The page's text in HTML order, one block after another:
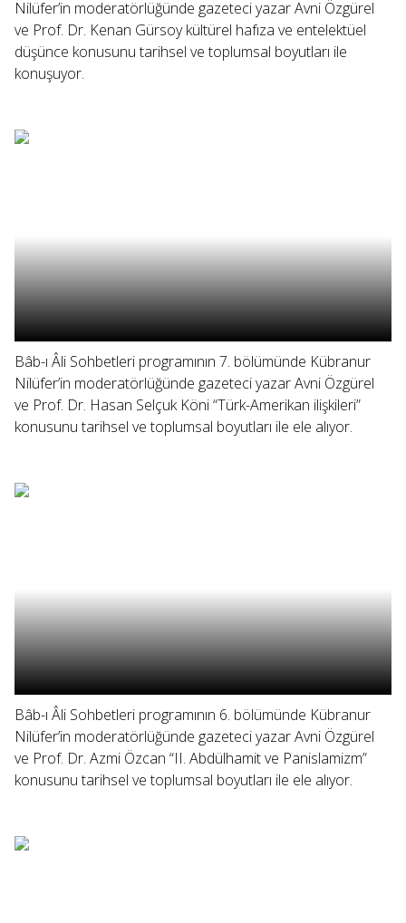
Nilüfer’in moderatörlüğünde gazeteci yazar Avni Özgürel
ve Prof. Dr. Kenan Gürsoy kültürel hafıza ve entelektüel
düşünce konusunu tarihsel ve toplumsal boyutları ile
konuşuyor.
Bâb-ı Âli Sohbetleri programının 7. bölümünde Kübranur
Nilüfer’in moderatörlüğünde gazeteci yazar Avni Özgürel
ve Prof. Dr. Hasan Selçuk Köni “Türk-Amerikan ilişkileri”
konusunu tarihsel ve toplumsal boyutları ile ele alıyor.
Bâb-ı Âli Sohbetleri programının 6. bölümünde Kübranur
Nilüfer’in moderatörlüğünde gazeteci yazar Avni Özgürel
ve Prof. Dr. Azmi Özcan “II. Abdülhamit ve Panislamizm”
konusunu tarihsel ve toplumsal boyutları ile ele alıyor.